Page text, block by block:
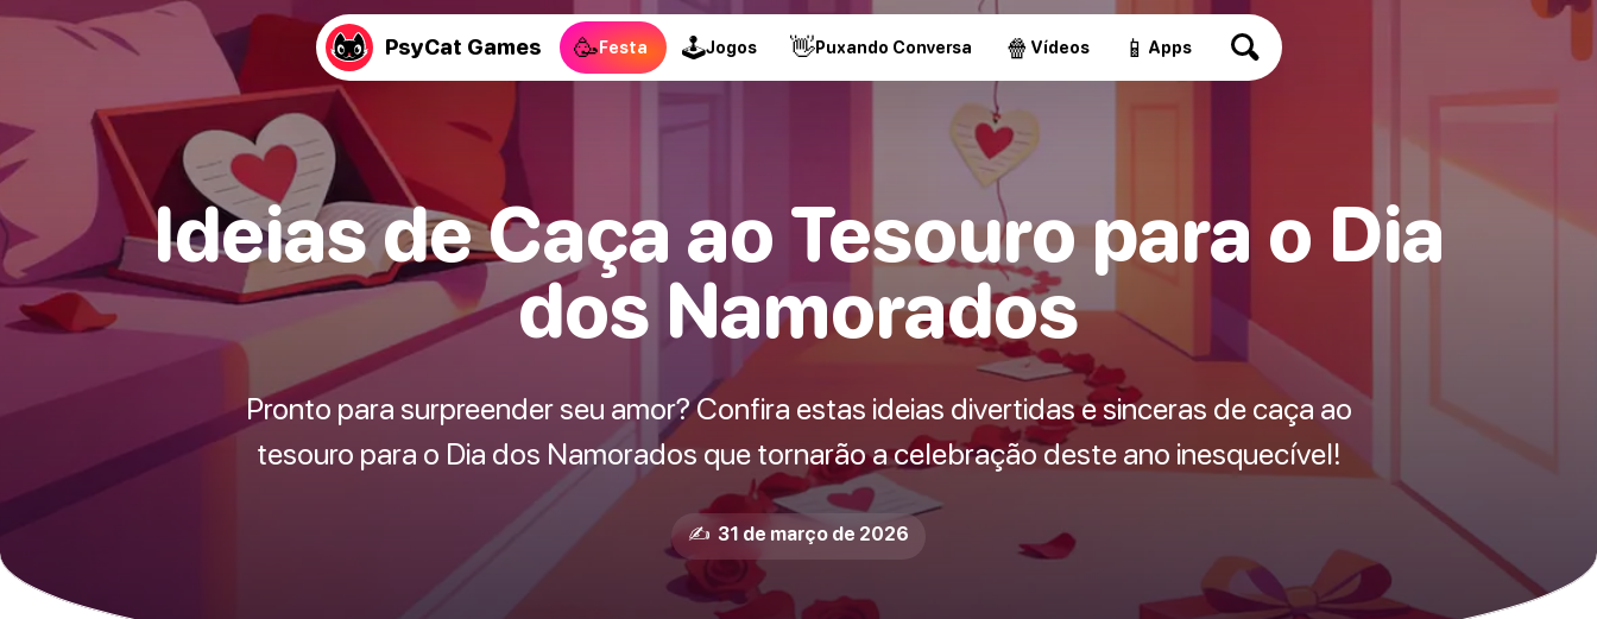
PsyCat Games 🥳Festa 🕹Jogos 👋Puxando Conversa 🍿 Vídeos 📱 Apps
Ideias de Caça ao Tesouro para o Dia
dos Namorados
Pronto para surpreender seu amor? Confira estas ideias divertidas e sinceras de caça ao
tesouro para o Dia dos Namorados que tornarão a celebração deste ano inesquecível!
✍️ 31 de março de 2026